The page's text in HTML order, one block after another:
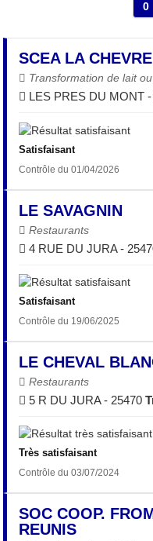
0
SCEA LA
Transformation de lait
LES PRES DU MONT
Satisfaisant
Contrôle du 01/04/2026
LE SAVAGNIN
Restaurants
4 RUE DU JURA -
Satisfaisant
Contrôle du 19/06/2025
LE CHEVAL
Restaurants
5 R DU JURA - 25470
Très satisfaisant
Contrôle du 03/07/2024
SOC COOP.
REUNIS